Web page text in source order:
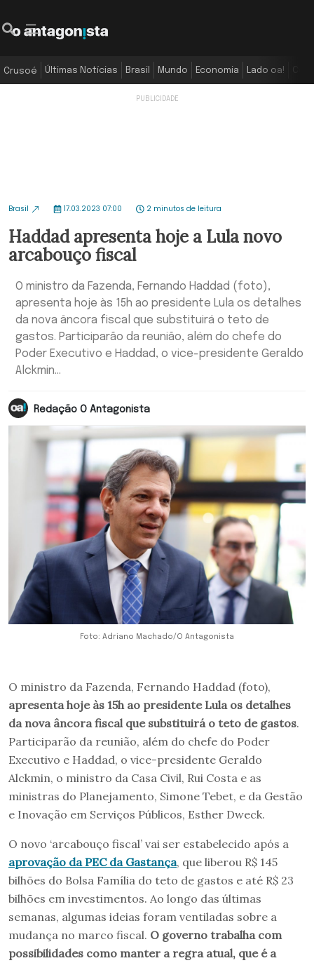
Crusoé Últimas Notícias Brasil Mundo Economia Lado oa!
Brasil 17.03.2023 07:00 2 minutos de leitura
Haddad apresenta hoje a Lula novo
arcabouço fiscal
O ministro da Fazenda, Fernando Haddad (foto),
apresenta hoje às 15h ao presidente Lula os detalhes
da nova âncora fiscal que substituirá o teto de
gastos. Participarão da reunião, além do chefe do
Poder Executivo e Haddad, o vice-presidente Geraldo
Alckmin...
Redação O Antagonista
Foto: Adriano Machado/O Antagonista
O ministro da Fazenda, Fernando Haddad (foto),
apresenta hoje às 15h ao presidente Lula os detalhes
da nova âncora fiscal que substituirá o teto de gastos.
Participarão da reunião, além do chefe do Poder
Executivo e Haddad, o vice-presidente Geraldo
Alckmin, o ministro da Casa Civil, Rui Costa e as
ministras do Planejamento, Simone Tebet, e da Gestão
e Inovação em Serviços Públicos, Esther Dweck.
O novo ‘arcabouço fiscal’ vai ser estabelecido após a
aprovação da PEC da Gastança, que liberou R$ 145
bilhões do Bolsa Família do teto de gastos e até R$ 23
bilhões em investimentos. Ao longo das últimas
semanas, algumas ideias foram ventiladas sobre a
mudança no marco fiscal. O governo trabalha com
possibilidades como manter a regra atual, que é a